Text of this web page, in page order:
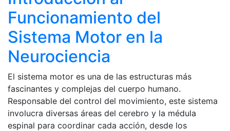
Funcionamiento del
Sistema Motor en la
Neurociencia
El sistema motor es una de las estructuras más
fascinantes y complejas del cuerpo humano.
Responsable del control del movimiento, este sistema
involucra diversas áreas del cerebro y la médula
espinal para coordinar cada acción, desde los